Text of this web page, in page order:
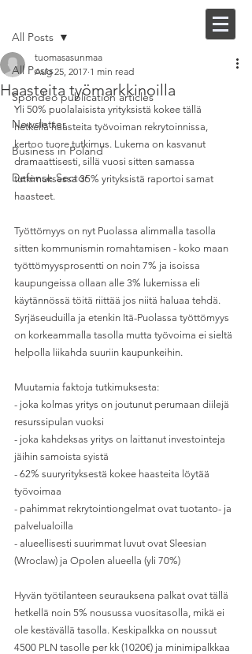
All Posts
Spondeo publication articles
Newsletter
Business in Poland
Defense Sector
All Posts
Haasteita työmarkkinoilla
tuomasasunmaa
Aug 25, 2017 1 min read
Yli 50% puolalaisista yrityksistä kokee tällä
hetkellä haasteita työvoiman rekrytoinnissa,
kertoo tuore tutkimus. Lukema on kasvanut
dramaattisesti, sillä vuosi sitten samassa
tutkimuksessa 35% yrityksistä raportoi samat
haasteet.
Työttömyys on nyt Puolassa alimmalla tasolla
sitten kommunismin romahtamisen - koko maan
työttömyysprosentti on noin 7% ja isoissa
kaupungeissa ollaan alle 3% lukemissa eli
käytännössä töitä riittää jos niitä haluaa tehdä.
Syrjäseuduilla ja etenkin Itä-Puolassa työttömyys
on korkeammalla tasolla mutta työvoima ei sieltä
helpolla liikahda suuriin kaupunkeihin.
Muutamia faktoja tutkimuksesta:
- joka kolmas yritys on joutunut perumaan diilejä
resurssipulan vuoksi
- joka kahdeksas yritys on laittanut investointeja
jäihin samoista syistä
- 62% suuryrityksestä kokee haasteita löytää
työvoimaa
- pahimmat rekrytointiongelmat ovat tuotanto- ja
palvelualoilla
- alueellisesti suurimmat luvut ovat Sleesian
(Wroclaw) ja Opolen alueella (yli 70%)
Hyvän työtilanteen seurauksena palkat ovat tällä
hetkellä noin 5% nousussa vuositasolla, mikä ei
ole kestävällä tasolla. Keskipalkka on noussut
4500 PLN tasolle per kk (1020€) ja minimipalkkaa